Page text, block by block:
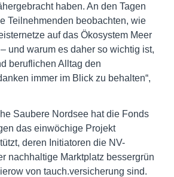
haben. An den Tagen
Teilnehmenden beobachten, wie
auf das Ökosystem Meer
und warum es daher so wichtig ist,
beruflichen Alltag den
immer im Blick zu behalten“,
Saubere Nordsee hat die Fonds
das einwöchige Projekt
deren Initiatoren die NV-
nachhaltige Marktplatz bessergrün
von tauch.versicherung sind.